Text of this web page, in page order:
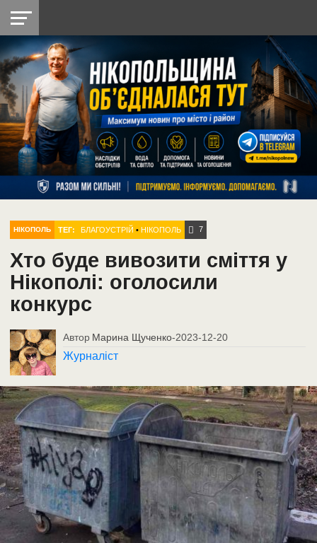
НІКОПОЛЬ
РАЙОН
СІЧЕСЛАВСЬКА
УКРАЇНА
РЕТРО
НІКОПОЛЬ
ЛАЙТ
УКРАЇНА
ДОПОМОГА
РАДІО
НІКОПОЛЬ ТЕГ: БЛАГОУСТРІЙ •НІКОПОЛЬ 7
Хто буде вивозити сміття у
Нікополі: оголосили
конкурс
Автор Марина Щученко-2023-12-20
Журналіст